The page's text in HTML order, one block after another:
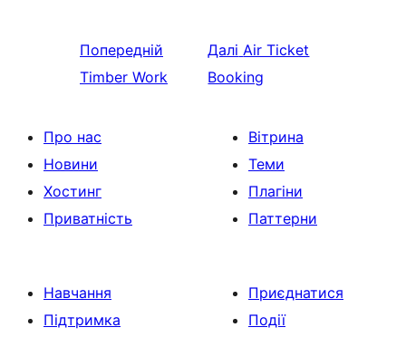
Попередній
Timber Work
Далі Air Ticket
Booking
Про нас
Новини
Хостинг
Приватність
Вітрина
Теми
Плагіни
Паттерни
Навчання
Підтримка
Приєднатися
Події